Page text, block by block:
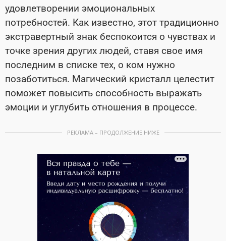
удовлетворении эмоциональных
потребностей. Как известно, этот традиционно
экстравертный знак беспокоится о чувствах и
точке зрения других людей, ставя свое имя
последним в списке тех, о ком нужно
позаботиться. Магический кристалл целестит
поможет повысить способность выражать
эмоции и углубить отношения в процессе.
РЕКЛАМА – ПРОДОЛЖЕНИЕ НИЖЕ